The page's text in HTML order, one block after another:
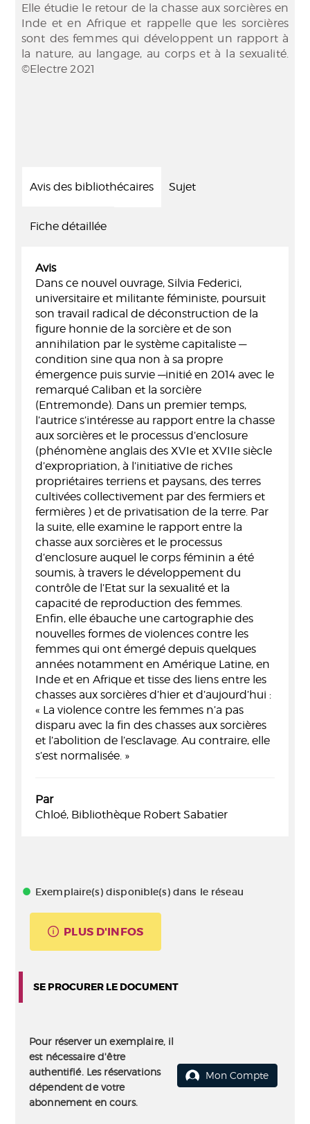
Elle étudie le retour de la chasse aux sorcières en
Inde et en Afrique et rappelle que les sorcières
sont des femmes qui développent un rapport à
la nature, au langage, au corps et à la sexualité.
©Electre 2021
Avis des bibliothécaires Sujet
Fiche détaillée
Avis
Dans ce nouvel ouvrage, Silvia Federici,
universitaire et militante féministe, poursuit
son travail radical de déconstruction de la
figure honnie de la sorcière et de son
annihilation par le système capitaliste —
condition sine qua non à sa propre
émergence puis survie —initié en 2014 avec le
remarqué Caliban et la sorcière
(Entremonde). Dans un premier temps,
l’autrice s’intéresse au rapport entre la chasse
aux sorcières et le processus d’enclosure
(phénomène anglais des XVIe et XVIIe siècle
d’expropriation, à l’initiative de riches
propriétaires terriens et paysans, des terres
cultivées collectivement par des fermiers et
fermières ) et de privatisation de la terre. Par
la suite, elle examine le rapport entre la
chasse aux sorcières et le processus
d’enclosure auquel le corps féminin a été
soumis, à travers le développement du
contrôle de l’Etat sur la sexualité et la
capacité de reproduction des femmes.
Enfin, elle ébauche une cartographie des
nouvelles formes de violences contre les
femmes qui ont émergé depuis quelques
années notamment en Amérique Latine, en
Inde et en Afrique et tisse des liens entre les
chasses aux sorcières d’hier et d’aujourd’hui :
« La violence contre les femmes n’a pas
disparu avec la fin des chasses aux sorcières
et l’abolition de l’esclavage. Au contraire, elle
s’est normalisée. »
Par
Chloé, Bibliothèque Robert Sabatier
Exemplaire(s) disponible(s) dans le réseau
PLUS D'INFOS
SE PROCURER LE DOCUMENT
Pour réserver un exemplaire, il
est nécessaire d'être
authentifié. Les réservations
dépendent de votre
abonnement en cours.
Mon Compte